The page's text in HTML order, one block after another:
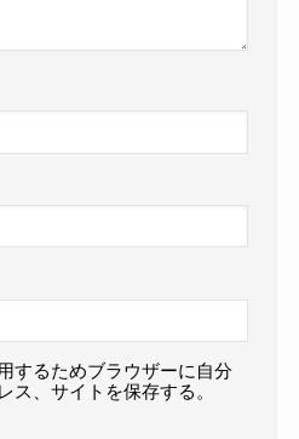
するためブラウザーに自分
ス、サイトを保存する。